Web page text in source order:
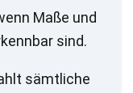
Maße und
sind.
sämtliche